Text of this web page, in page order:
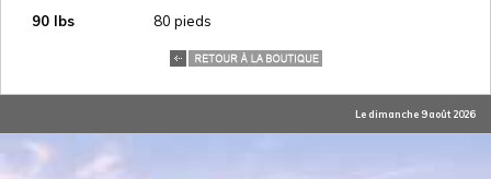
90 lbs 80 pieds
Le dimanche 9 août 2026